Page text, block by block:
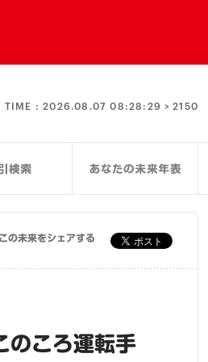
TIME :2026.08.07 08:28:30 > 2150
の未来をシェアする
のころ運転手